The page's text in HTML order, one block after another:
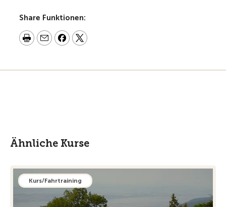
Share Funktionen:
Ähnliche Kurse
Kurs/Fahrtraining